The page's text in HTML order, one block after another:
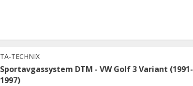
TA-TECHNIX
Sportavgassystem DTM - VW Golf 3 Variant (1991-
1997)